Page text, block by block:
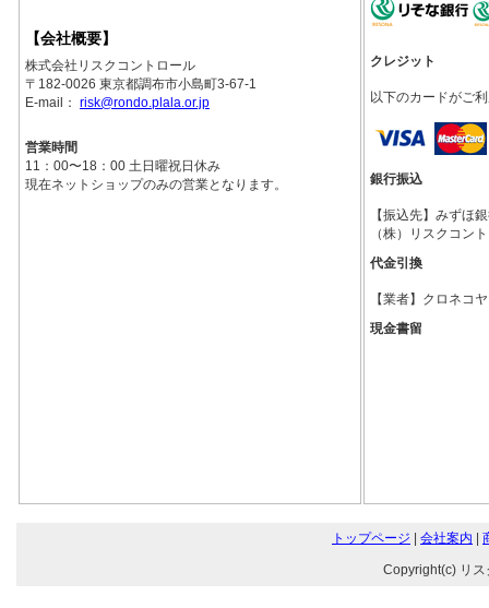
【会社概要】
株式会社リスクコントロール
〒182-0026 東京都調布市小島町3-67-1
E-mail： risk@rondo.plala.or.jp
営業時間
11：00〜18：00 土日曜祝日休み
現在ネットショップのみの営業となります。
クレジット
以下のカードがご
銀行振込
【振込先】みずほ
（株）リスクコン
代金引換
【業者】クロネコ
現金書留
トップページ | 会社案内 |
Copyright(c) リ